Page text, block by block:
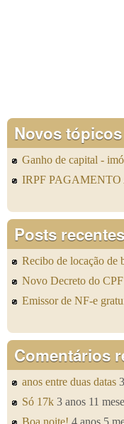
Novos
Ganho de capital -
IRPF
Posts
Recibo de locação de
Novo Decreto do CPF
Emissor de NF-e
Comentários
anos entre duas datas
Só 17k 3 anos 11
Boa noite! 4 anos 5